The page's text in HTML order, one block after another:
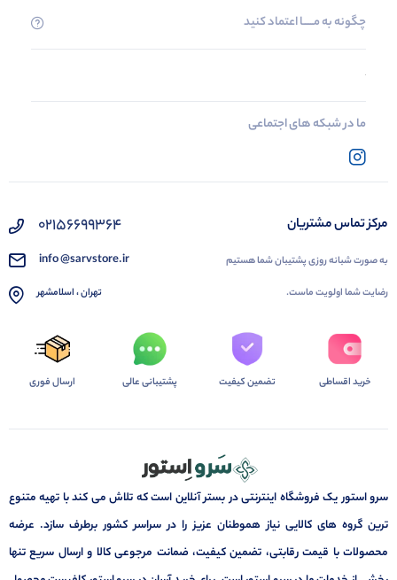
چگونه به مــــــا اعتماد کنید
ما در شبکه های اجتماعی
مرکز تماس مشتریان
به صورت شبانه روزی پشتیبان شما هستیم
رضایت شما اولویت ماست.
02156699364
info @sarvstore.ir
تهران ، اسلامشهر
خرید اقساطی تضمین کیفیت پشتیبانی عالی ارسال فوری
سرو استور یک فروشگاه اینترنتی در بستر آنلاین است که تلاش می کند با تهیه متنوع
ترین گروه های کالایی نیاز هموطنان عزیز را در سراسر کشور برطرف سازد. عرضه
محصولات با قیمت رقابتی، تضمین کیفیت، ضمانت مرجوعی کالا و ارسال سریع تنها